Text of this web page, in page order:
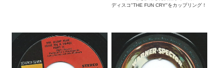
ディスコ"THE FUN CRY"をカップリング！